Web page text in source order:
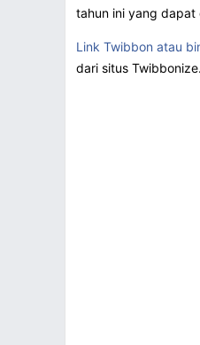
tahun ini yang dapat
Link Twibbon atau
dari situs Twibbonize.